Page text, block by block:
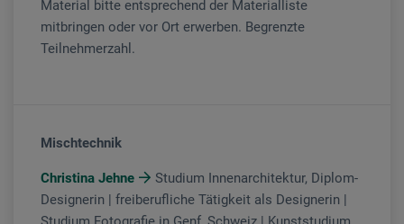
Material bitte entsprechend der Materialliste
mitbringen oder vor Ort erwerben. Begrenzte
Teilnehmerzahl.
Mischtechnik
Christina Jehne
Studium Innenarchitektur, Diplom-
Designerin | freiberufliche Tätigkeit als Designerin |